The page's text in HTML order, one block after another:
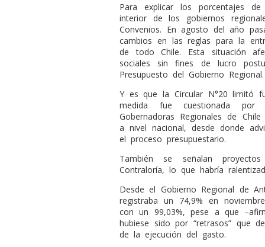
Para explicar los porcentajes
interior de los gobiernos
Convenios. En agosto del año
cambios en las reglas para la
de todo Chile. Esta situación
sociales sin fines de lucro
Presupuesto del Gobierno Regional.
Y es que la Circular N°20 limitó
medida fue cuestionada por
Gobernadoras Regionales de
a nivel nacional, desde donde
el proceso presupuestario.
También se señalan
Contraloría, lo que habría
Desde el Gobierno Regional de
registraba un 74,9% en
con un 99,03%, pese a que
hubiese sido por “retrasos” que
de la ejecución del gasto.